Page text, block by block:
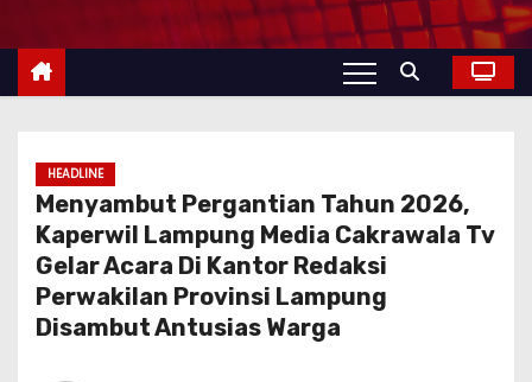
HEADLINE
Menyambut Pergantian Tahun 2026,
Kaperwil Lampung Media Cakrawala Tv
Gelar Acara Di Kantor Redaksi
Perwakilan Provinsi Lampung
Disambut Antusias Warga